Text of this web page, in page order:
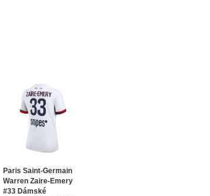
Paris Saint-Germain
Warren Zaire-Emery
#33 Dámské